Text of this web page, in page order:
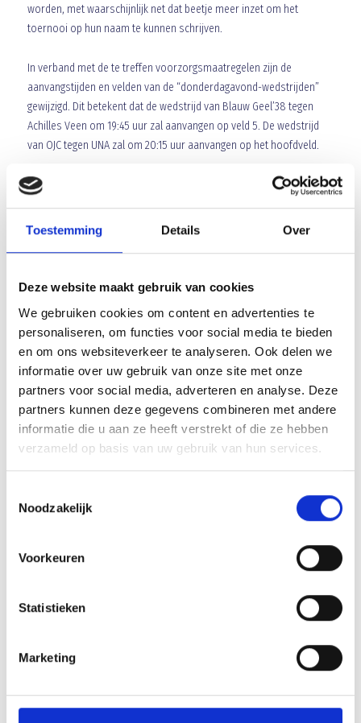
Toestemming Details Over
Deze website maakt gebruik van cookies
We gebruiken cookies om content en advertenties te
personaliseren, om functies voor social media te bieden
en om ons websiteverkeer te analyseren. Ook delen we
informatie over uw gebruik van onze site met onze
partners voor social media, adverteren en analyse. Deze
partners kunnen deze gegevens combineren met andere
informatie die u aan ze heeft verstrekt of die ze hebben
verzameld op basis van uw gebruik van hun services.
Noodzakelijk
Voorkeuren
Statistieken
Marketing
worden, met waarschijnlijk net dat beetje meer inzet om het
toernooi op hun naam te kunnen schrijven.
In verband met de te treffen voorzorgsmaatregelen zijn de
aanvangstijden en velden van de “donderdagavond-wedstrijden”
gewijzigd. Dit betekent dat de wedstrijd van Blauw Geel’38 tegen
Achilles Veen om 19:45 uur zal aanvangen op veld 5. De wedstrijd
van OJC tegen UNA zal om 20:15 uur aanvangen op het hoofdveld.
Ook voor de kleine en grote finale op zaterdag zijn de
de aankomende dagen en ook voor aanstaande zaterdag leiden,
“zaterdag-wedstrijden”.
Dit betekent dat de kleine finale om
winst in het Pre Season Tournament 2020, de grote finale,
zal om 10:30 uur aanvangen op het hoofdveld.
Gewijzigde tijden door de huidige en actuele omstandigheden, maar
daardoor nog steeds de kans om 4 mooie wedstrijden gratis te
zien! U bent van harte welkom op sportcomplex de Groote Wielen.
N.B.: in verband met het te verwachten aantal bezoekers gaan we
eventuele teams die gaan trainen op de donderdagavond. Tevens
verwachten wij dat men de 1,5 meter in acht neemt, rond de velden,